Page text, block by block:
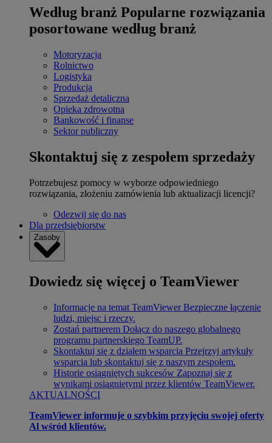
Według branż Popularne rozwiązania
posortowane według branż
Motoryzacja
Rolnictwo
Logistyka
Produkcja
Sprzedaż detaliczna
Opieka zdrowotna
Bankowość i finanse
Sektor publiczny
Skontaktuj się z zespołem sprzedaży
Potrzebujesz pomocy w wyborze odpowiedniego
rozwiązania, złożeniu zamówienia lub aktualizacji licencji?
Odezwij się do nas
Dla przedsiębiorstw
Zasoby
Dowiedz się więcej o TeamViewer
Informacje na temat TeamViewer Bezpieczne łączenie
ludzi, miejsc i rzeczy.
Zostań partnerem Dołącz do naszego globalnego
programu partnerskiego TeamUP.
Skontaktuj się z działem wsparcia Przejrzyj artykuły
wsparcia lub skontaktuj się z naszym zespołem.
Historie osiągniętych sukcesów Zapoznaj się z
wynikami osiągniętymi przez klientów TeamViewer.
AKTUALNOŚCI
TeamViewer informuje o szybkim przyjęciu swojej oferty
Al wśród klientów.